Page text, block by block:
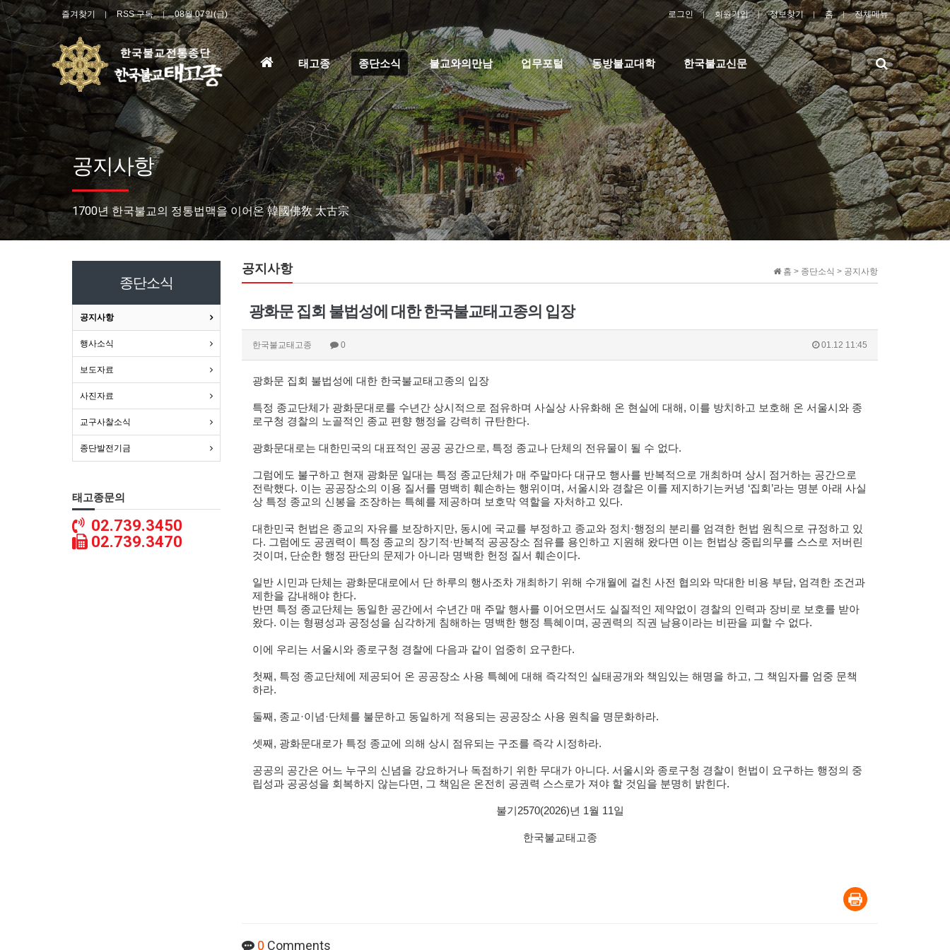
즐겨찾기 RSS 구독 08월 07일(금) 로그인 회원가입 정보찾기 홈 전체메뉴
홈
태고종 종단소식 불교와의만남 업무포털 동방불교대학 한국불교신문
검
색
공지사항
1700년 한국불교의 정통법맥을 이어온 韓國佛敎 太古宗
홈 > 종단소식 > 공지사항
공지사항
광화문 집회 불법성에 대한 한국불교태고종의 입장
한국불교태고종 0 01.12 11:45
광화문 집회 불법성에 대한 한국불교태고종의 입장
특정 종교단체가 광화문대로를 수년간 상시적으로 점유하며 사실상 사유화해 온 현실에 대해 , 이를 방치하고 보호해 온 서울시와 종
로구청 경찰의 노골적인 종교 편향 행정을 강력히 규탄한다.
광화문대로는 대한민국의 대표적인 공공 공간으로, 특정 종교나 단체의 전유물이 될 수 없다.
그럼에도 불구하고 현재 광화문 일대는 특정 종교단체가 매 주말마다 대규모 행사를 반복적으로 개최하며 상시 점거하는 공간으로
전락했다. 이는 공공장소의 이용 질서를 명백히 훼손하는 행위이며 , 서울시와 경찰은 이를 제지하기는커녕 ‘집회 ’라는 명분 아래 사실
상 특정 종교의 신봉을 조장하는 특혜를 제공하며 보호막 역할을 자처하고 있다.
대한민국 헌법은 종교의 자유를 보장하지만, 동시에 국교를 부정하고 종교와 정치 ·행정의 분리를 엄격한 헌법 원칙으로 규정하고 있
다. 그럼에도 공권력이 특정 종교의 장기적·반복적 공공장소 점유를 용인하고 지원해 왔다면 이는 헌법상 중립의무를 스스로 저버린
것이며 , 단순한 행정 판단의 문제가 아니라 명백한 헌정 질서 훼손이다.
일반 시민과 단체는 광화문대로에서 단 하루의 행사조차 개최하기 위해 수개월에 걸친 사전 협의와 막대한 비용 부담, 엄격한 조건과
제한을 감내해야 한다.
반면 특정 종교단체는 동일한 공간에서 수년간 매 주말 행사를 이어오면서도 실질적인 제약없이 경찰의 인력과 장비로 보호를 받아
왔다. 이는 형평성과 공정성을 심각하게 침해하는 명백한 행정 특혜이며 , 공권력의 직권 남용이라는 비판을 피할 수 없다.
이에 우리는 서울시와 종로구청 경찰에 다음과 같이 엄중히 요구한다.
첫째 , 특정 종교단체에 제공되어 온 공공장소 사용 특혜에 대해 즉각적인 실태공개와 책임있는 해명을 하고, 그 책임자를 엄중 문책
하라.
둘째 , 종교·이념·단체를 불문하고 동일하게 적용되는 공공장소 사용 원칙을 명문화하라.
셋째 , 광화문대로가 특정 종교에 의해 상시 점유되는 구조를 즉각 시정하라.
공공의 공간은 어느 누구의 신념을 강요하거나 독점하기 위한 무대가 아니다. 서울시와 종로구청 경찰이 헌법이 요구하는 행정의 중
립성과 공공성을 회복하지 않는다면 , 그 책임은 온전히 공권력 스스로가 져야 할 것임을 분명히 밝힌다.
불기 2570(2026)년 1월 11일
한국불교태고종
0 Comments
종단소식
공지사항
행사소식
보도자료
사진자료
교구사찰소식
종단발전기금
태고종문의
02.739.3450
02.739.3470